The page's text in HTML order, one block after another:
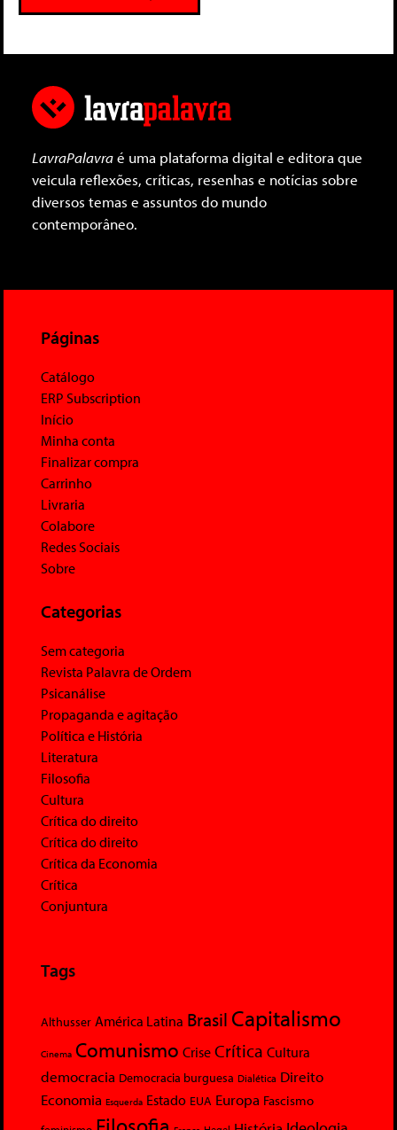
LavraPalavraé uma plataforma digital e editora que
veicula reflexões, críticas, resenhas e notícias sobre
diversos temas e assuntos do mundo
contemporâneo.
Páginas
Catálogo
ERP Subscription
Início
Minha conta
Finalizar compra
Carrinho
Livraria
Colabore
Redes Sociais
Sobre
Categorias
Sem categoria
Revista Palavra de Ordem
Psicanálise
Propaganda e agitação
Política e História
Literatura
Filosofia
Cultura
Crítica do direito
Crítica do direito
Crítica da Economia
Crítica
Conjuntura
Tags
Althusser América Latina Brasil Capitalismo
Cinema Comunismo Crise Crítica Cultura
democracia Democracia burguesa Dialética Direito
Economia Esquerda Estado EUA Europa Fascismo